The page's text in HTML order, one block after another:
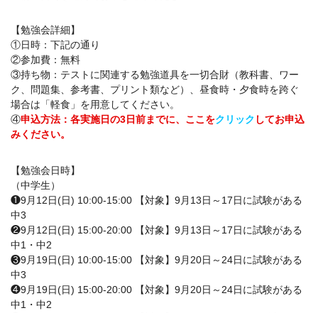
【勉強会詳細】
①日時：下記の通り
②参加費：無料
③持ち物：テストに関連する勉強道具を一切合財（教科書、ワー
ク、問題集、参考書、プリント類など）、昼食時・夕食時を跨ぐ
場合は「軽食」を用意してください。
④申込方法：各実施日の3日前までに、ここをクリック してお申込
みください。
【勉強会日時】
（中学生）
❶9月12日(日) 10:00-15:00 【対象】9月13日～17日に試験がある
中3
❷9月12日(日) 15:00-20:00 【対象】9月13日～17日に試験がある
中1・中2
❸9月19日(日) 10:00-15:00 【対象】9月20日～24日に試験がある
中3
❹9月19日(日) 15:00-20:00 【対象】9月20日～24日に試験がある
中1・中2